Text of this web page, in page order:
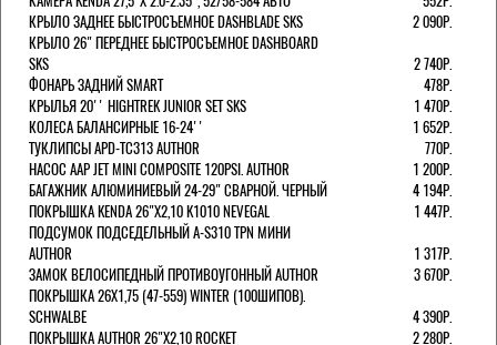
КРЫЛО ЗАДНЕЕ БЫСТРОСЪЕМНОЕ DASHBLADE SKS
2 090Р.
КРЫЛО 26" ПЕРЕДНЕЕ БЫСТРОСЪЕМНОЕ DASHBOARD
SKS
2 740Р.
ФОНАРЬ ЗАДНИЙ SMART
478Р.
КРЫЛЬЯ 20'' HIGHTREK JUNIOR SET SKS
1 470Р.
КОЛЕСА БАЛАНСИРНЫЕ 16-24''
1 652Р.
ТУКЛИПСЫ APD-TC313 AUTHOR
770Р.
НАСОС AAP JET MINI COMPOSITE 120PSI. AUTHOR
1 200Р.
БАГАЖНИК АЛЮМИНИЕВЫЙ 24-29" СВАРНОЙ. ЧЕРНЫЙ
4 194Р.
ПОКРЫШКА KENDA 26"Х2,10 K1010 NEVEGAL
1 447Р.
ПОДСУМОК ПОДСЕДЕЛЬНЫЙ A-S310 TPN МИНИ
AUTHOR
1 317Р.
ЗАМОК ВЕЛОСИПЕДНЫЙ ПРОТИВОУГОННЫЙ AUTHOR
3 670Р.
ПОКРЫШКА 26X1,75 (47-559) WINTER (100ШИПОВ).
SCHWALBE
4 390Р.
ПОКРЫШКА AUTHOR 26"Х2,10 ROCKET
2 280Р.